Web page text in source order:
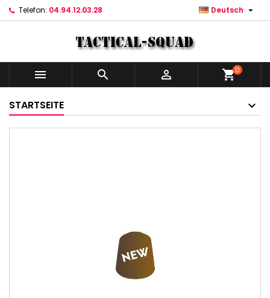
Telefon: 04.94.12.03.28 Deutsch 
   shopping_cart0
STARTSEITE